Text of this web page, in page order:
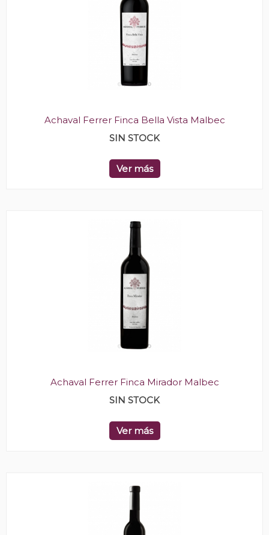
Achaval Ferrer Finca Bella Vista Malbec
SIN STOCK
Ver más
Achaval Ferrer Finca Mirador Malbec
SIN STOCK
Ver más